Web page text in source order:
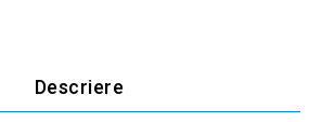
Descriere